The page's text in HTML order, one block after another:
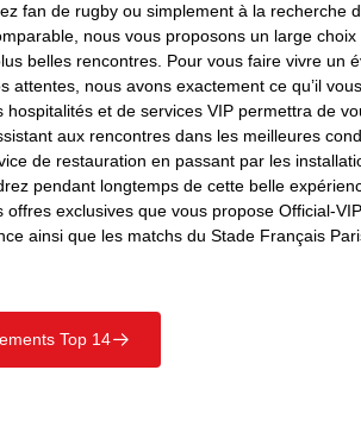
fan de rugby ou simplement à la recherche
nous vous proposons un large
belles rencontres. Pour vous faire vivre un
attentes, nous avons exactement ce qu’il
hospitalités et de services VIP permettra de
aux rencontres dans les meilleures
de restauration en passant par les
pendant longtemps de cette belle
offres exclusives que vous propose Official-
ainsi que les matchs du Stade Français
Top 14􀄫